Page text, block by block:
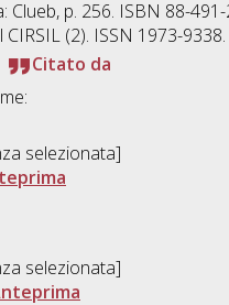
Clueb, p. 256. ISBN 88-
(2). ISSN 1973-9338.
Citato da
selezionata]
selezionata]